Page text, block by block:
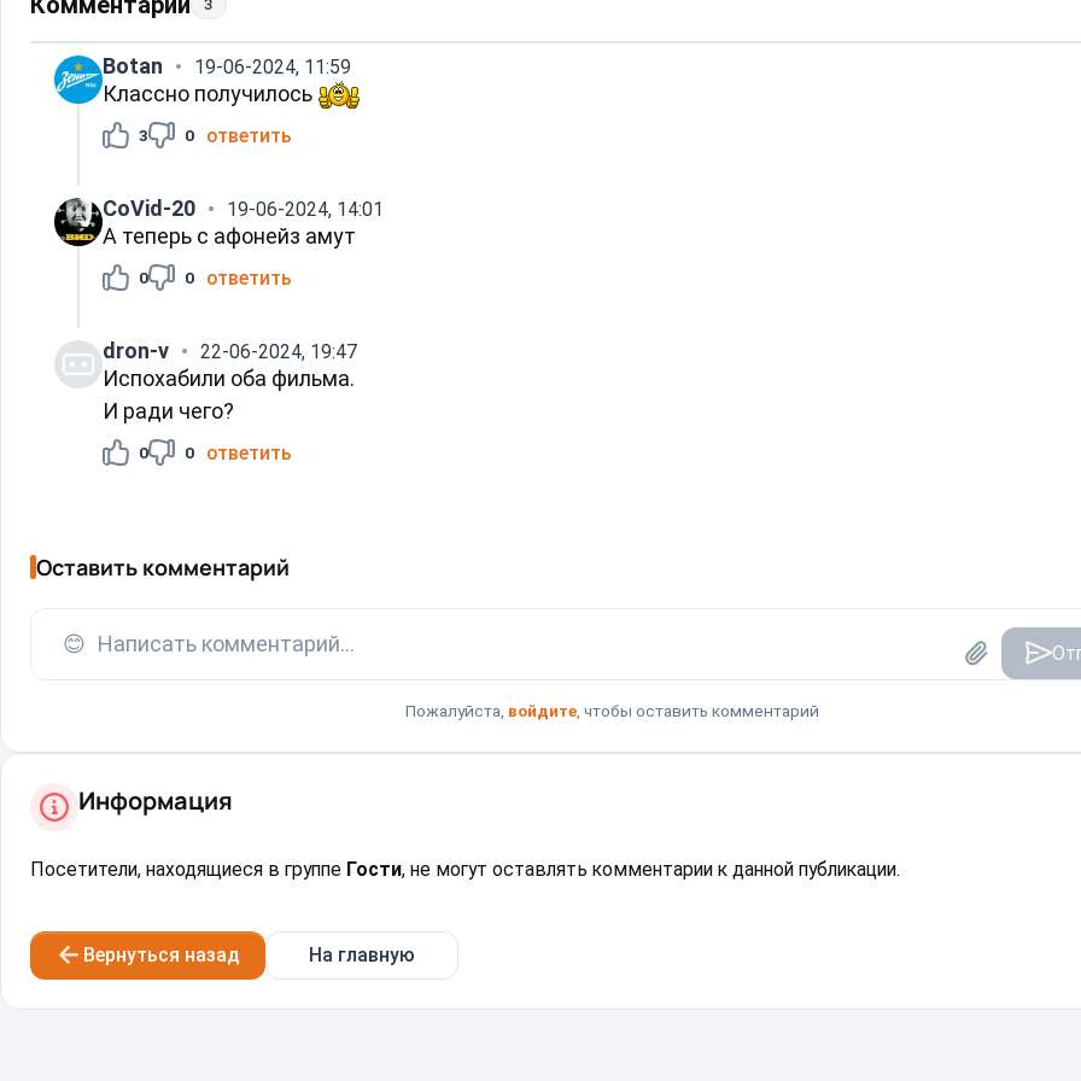
Вotan 19-06-2024, 11:59
Классно получилось
3 0 ответить
CoVid-20 19-06-2024, 14:01
А теперь с афонейз амут
0 0 ответить
dron-v 22-06-2024, 19:47
Испохабили оба фильма.
И ради чего?
0 0 ответить
Оставить комментарий
😊 Написать комментарий...
Пожалуйста, войдите, чтобы оставить комментарий
Информация
Посетители, находящиеся в группе Гости, не могут оставлять комментарии к данной публикации.
Вернуться назад На главную